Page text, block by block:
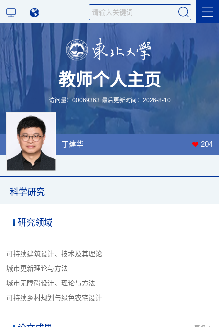
科学研究
教学研究
教师个人主页
访问量： 00069363 最后更新时间： 2026-8-10
丁建华 204
科学研究
研究领域
可持续建筑设计、技术及其理论
城市更新理论与方法
城市无障碍设计、理论与方法
可持续乡村规划与绿色农宅设计